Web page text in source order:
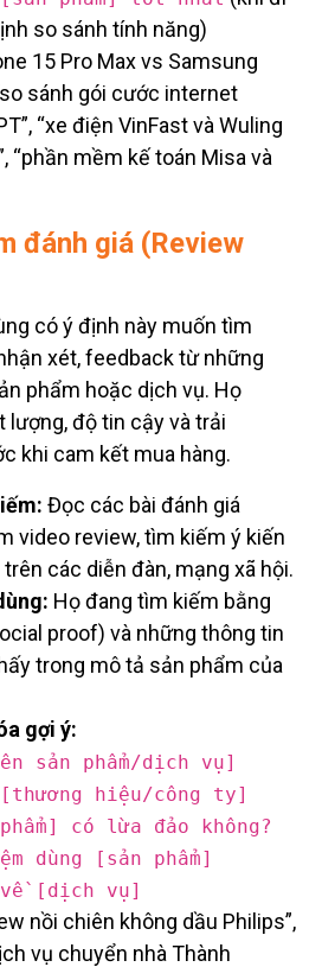
so sánh tính năng)
15 Pro Max vs Samsung
sánh gói cước internet
“xe điện VinFast và Wuling
“phần mềm kế toán Misa và
đánh giá (Review
có ý định này muốn tìm
xét, feedback từ những
phẩm hoặc dịch vụ. Họ
độ tin cậy và trải
khi cam kết mua hàng.
Đọc các bài đánh giá
video review, tìm kiếm ý kiến
các diễn đàn, mạng xã hội.
Họ đang tìm kiếm bằng
proof) và những thông tin
trong mô tả sản phẩm của
gợi ý:
sản phẩm/dịch vụ]
hiệu/công ty]
có lừa đảo không?
dùng [sản phẩm]
[dịch vụ]
nồi chiên không dầu Philips”,
vụ chuyển nhà Thành